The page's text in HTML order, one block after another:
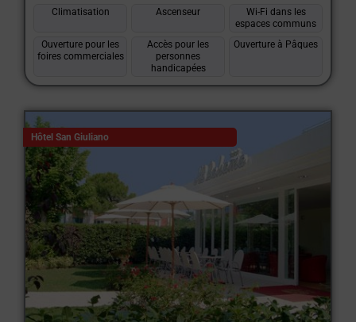
Climatisation
Ascenseur
Wi-Fi dans les
espaces communs
Ouverture pour les
foires commerciales
Accès pour les
personnes
handicapées
Ouverture à Pâques
Hôtel San Giuliano